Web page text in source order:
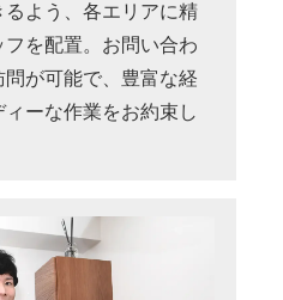
よう、各エリアに精
を配置。お問い合わ
が可能で、豊富な経
ーな作業をお約束し